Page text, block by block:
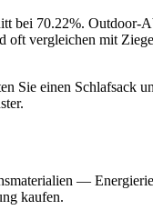
bei 70.22%. Outdoor-
oft vergleichen mit
Sie einen Schlafsack
—
kaufen.